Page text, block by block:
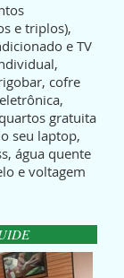
e triplos),
e TV
cofre
gratuita
seu laptop,
água quente
e voltagem